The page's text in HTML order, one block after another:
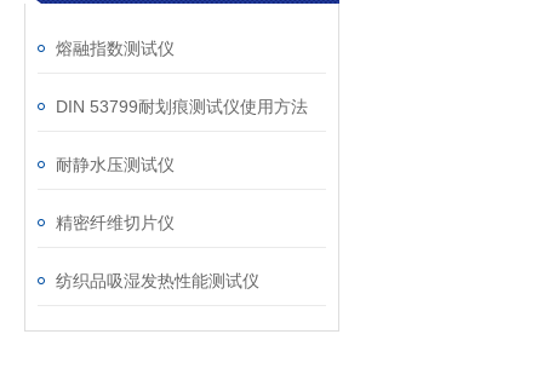
熔融指数测试仪
DIN 53799耐划痕测试仪使用方法
耐静水压测试仪
精密纤维切片仪
纺织品吸湿发热性能测试仪